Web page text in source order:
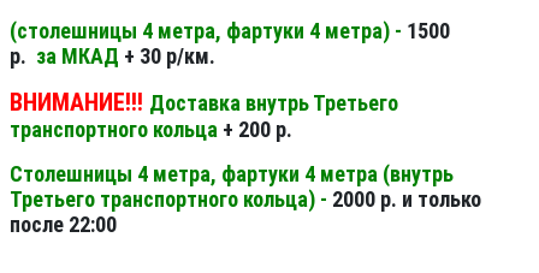
(столешницы 4 метра, фартуки 4 метра) - 1500
р. за МКАД + 30 р/км.
ВНИМАНИЕ!!! Доставка внутрь Третьего
транспортного кольца + 200 р.
Столешницы 4 метра, фартуки 4 метра (внутрь
Третьего транспортного кольца) - 2000 р. и только
после 22:00